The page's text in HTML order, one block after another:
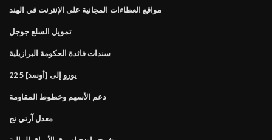
مواقع العطاءات المجانية على الإنترنت في الهند
تمويل السلع جوجل
سندات فائدة الحكومة البرازيلية
22 5 يورو إلى [أوسد]
دعم الأسهم وخطوط المقاومة
معدل آرتي نج